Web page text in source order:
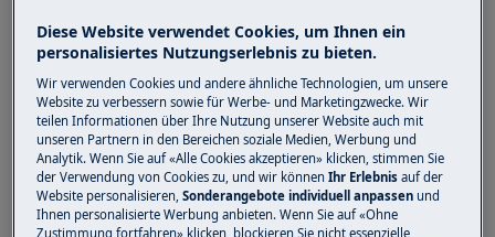
ACHTUNG!VERLETZUNGSGEFAHR
Sorg immer für Vorsicht, wenn du
Haushaltsgeräte bewegsch. Für schwäri Gerät
Diese Website verwendet Cookies, um Ihnen ein
personalisiertes Nutzungserlebnis zu bieten.
Wir verwenden Cookies und andere ähnliche Technologien, um unsere
Website zu verbessern sowie für Werbe- und Marketingzwecke. Wir
teilen Informationen über Ihre Nutzung unserer Website auch mit
unseren Partnern in den Bereichen soziale Medien, Werbung und
Analytik. Wenn Sie auf «Alle Cookies akzeptieren» klicken, stimmen Sie
der Verwendung von Cookies zu, und wir könnenIhr Erlebnisauf der
Website personalisieren,Sonderangebote individuell anpassen und
Ihnen personalisierte Werbung anbieten. Wenn Sie auf «Ohne
Zustimmung fortfahren» klicken, blockieren Sie nicht essenzielle